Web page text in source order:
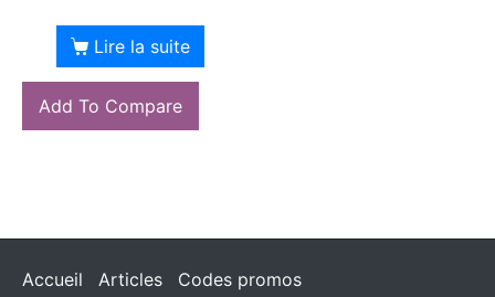
Lire la suite
Add To Compare
Accueil Articles
Codes promos